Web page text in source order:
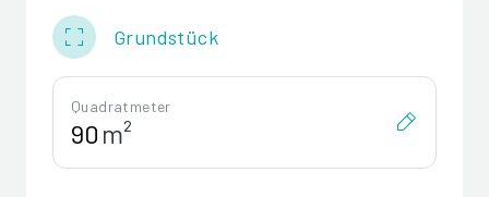
Grundstück
Quadratmeter
m²